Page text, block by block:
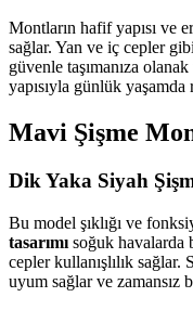
Montların hafif yapısı ve
sağlar. Yan ve iç cepler
güvenle taşımanıza
yapısıyla günlük yaşamda
Mavi Şişme
Dik Yaka Siyah
Bu model şıklığı ve
tasarımı soğuk havalarda
cepler kullanışlılık
uyum sağlar ve zamansız